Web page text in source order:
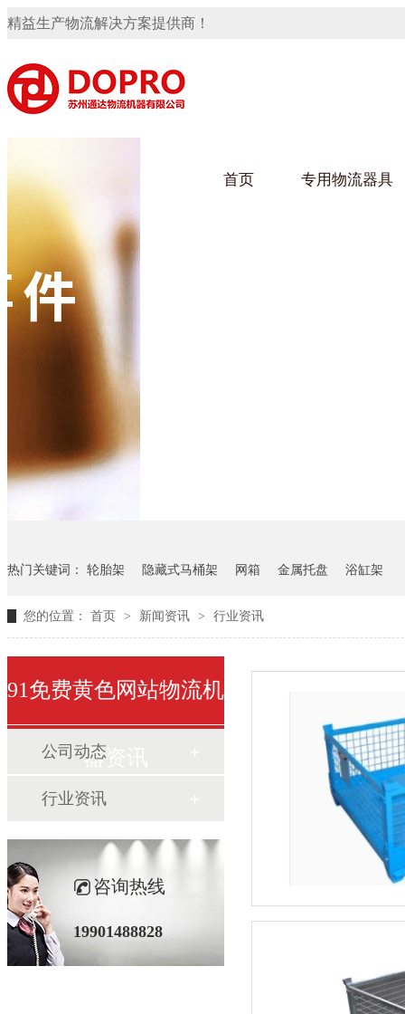
精益生产物流解决方案提供商！
首页 专用物流器具
91免费观看视频架
变速箱托盘
发动机料架
仪表盘料架
手推车
气瓶料架
隐藏式马桶水箱支架
汽车行业
卫浴行业
热门关键词： 轮胎架 隐藏式马桶架 网箱 金属托盘 浴缸架
您的位置： 首页 > 新闻资讯 > 行业资讯
91免费黄色网站物流机
器资讯
公司动态
行业资讯
咨询热线
19901488828